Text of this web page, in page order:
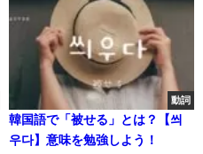
動詞
韓国語で「被せる」とは？【씌
우다】意味を勉強しよう！